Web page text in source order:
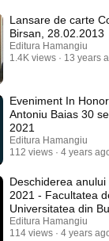
Lansare de carte
Birsan, 28.02.2013
Editura Hamangiu
1.4K views
13 years
Eveniment In
Antoniu Baias 30
2021
Editura Hamangiu
112 views
4 years
Deschiderea
2021 - Facultatea de Drept -
Universitatea din
Editura Hamangiu
114 views
4 years